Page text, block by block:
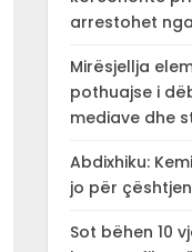
arrestohet
Mirësjellja
pothuajse i
mediave dhe
Abdixhiku:
jo për
Sot bëhen 10